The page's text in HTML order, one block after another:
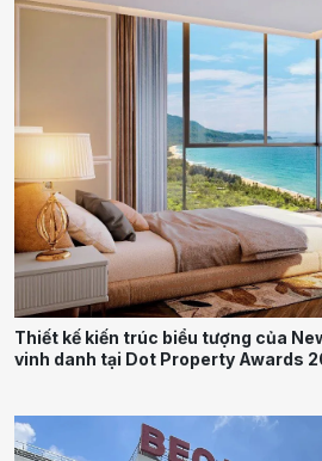
Thiết kế kiến trúc biểu tượng của
vinh danh tại Dot Property Awards